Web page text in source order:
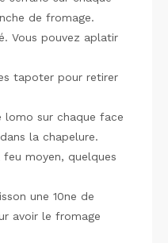
de fromage.
Vous pouvez aplatir
tapoter pour retirer
sur chaque face
la chapelure.
moyen, quelques
une 10ne de
avoir le fromage